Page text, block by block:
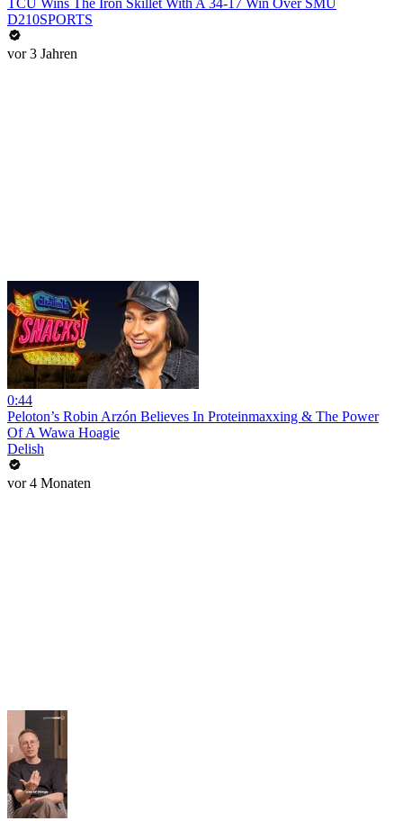
TCU Wins The Iron Skillet With A 34-17 Win Over SMU
D210SPORTS
vor 3 Jahren
0:44
Peloton’s Robin Arzón Believes In Proteinmaxxing & The Power
Of A Wawa Hoagie
Delish
vor 4 Monaten